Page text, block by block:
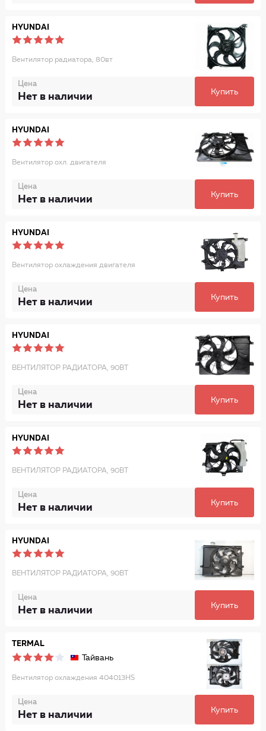
HYUNDAI
Вентилятор радиатора, 80вт
Цена
Нет в наличии Купить
HYUNDAI
Вентилятор охл. двигателя
Цена
Нет в наличии Купить
HYUNDAI
Вентилятор охлаждения двигателя
Цена
Нет в наличии Купить
HYUNDAI
ВЕНТИЛЯТОР РАДИАТОРА, 90ВТ
Цена
Нет в наличии Купить
HYUNDAI
ВЕНТИЛЯТОР РАДИАТОРА, 90ВТ
Цена
Нет в наличии Купить
HYUNDAI
ВЕНТИЛЯТОР РАДИАТОРА, 90ВТ
Цена
Нет в наличии Купить
TERMAL
Тайвань
Вентилятор охлаждения 404013HS
Цена
Нет в наличии Купить